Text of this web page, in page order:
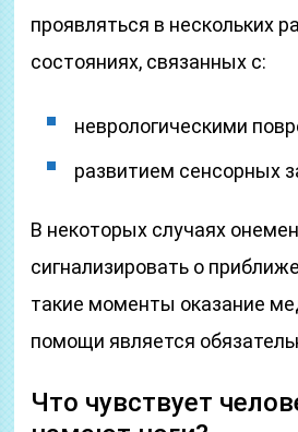
проявляться в нескольких
состояниях, связанных с:
неврологическими
развитием сенсорных
В некоторых случаях
сигнализировать о
такие моменты оказание
помощи является
Что чувствует